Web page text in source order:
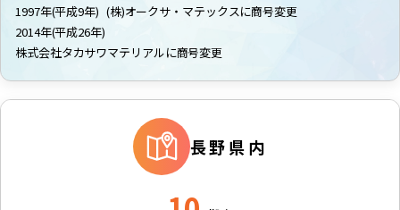
1997年(平成9年) (株)オークサ・マテックスに商号変更
2014年(平成26年)
株式会社タカサワマテリアルに商号変更
長野県内